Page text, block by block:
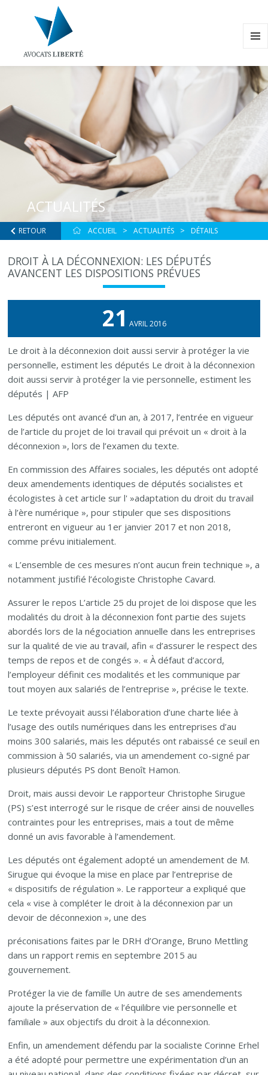
ACTUALITÉS
RETOUR ACCUEIL ACTUALITÉS DÉTAILS
DROIT À LA DÉCONNEXION: LES DÉPUTÉS
AVANCENT LES DISPOSITIONS PRÉVUES
21 AVRIL 2016
Le droit à la déconnexion doit aussi servir à protéger la vie
personnelle, estiment les députés Le droit à la déconnexion
doit aussi servir à protéger la vie personnelle, estiment les
députés | AFP
Les députés ont avancé d’un an, à 2017, l’entrée en vigueur
de l’article du projet de loi travail qui prévoit un « droit à la
déconnexion », lors de l’examen du texte.
En commission des Affaires sociales, les députés ont adopté
deux amendements identiques de députés socialistes et
écologistes à cet article sur l' »adaptation du droit du travail
à l’ère numérique », pour stipuler que ses dispositions
entreront en vigueur au 1er janvier 2017 et non 2018,
comme prévu initialement.
« L’ensemble de ces mesures n’ont aucun frein technique », a
notamment justifié l’écologiste Christophe Cavard.
Assurer le repos L’article 25 du projet de loi dispose que les
modalités du droit à la déconnexion font partie des sujets
abordés lors de la négociation annuelle dans les entreprises
sur la qualité de vie au travail, afin « d’assurer le respect des
temps de repos et de congés ». « À défaut d’accord,
l’employeur définit ces modalités et les communique par
tout moyen aux salariés de l’entreprise », précise le texte.
Le texte prévoyait aussi l’élaboration d’une charte liée à
l’usage des outils numériques dans les entreprises d’au
moins 300 salariés, mais les députés ont rabaissé ce seuil en
commission à 50 salariés, via un amendement co-signé par
plusieurs députés PS dont Benoît Hamon.
Droit, mais aussi devoir Le rapporteur Christophe Sirugue
(PS) s’est interrogé sur le risque de créer ainsi de nouvelles
contraintes pour les entreprises, mais a tout de même
donné un avis favorable à l’amendement.
Les députés ont également adopté un amendement de M.
Sirugue qui évoque la mise en place par l’entreprise de
« dispositifs de régulation ». Le rapporteur a expliqué que
cela « vise à compléter le droit à la déconnexion par un
devoir de déconnexion », une des
préconisations faites par le DRH d’Orange, Bruno Mettling
dans un rapport remis en septembre 2015 au
gouvernement.
Protéger la vie de famille Un autre de ses amendements
ajoute la préservation de « l’équilibre vie personnelle et
familiale » aux objectifs du droit à la déconnexion.
Enfin, un amendement défendu par la socialiste Corinne Erhel
a été adopté pour permettre une expérimentation d’un an